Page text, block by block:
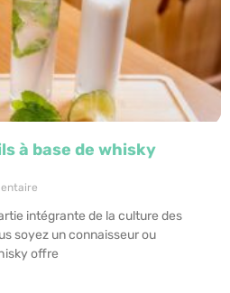
à base de whisky
intégrante de la culture des
soyez un connaisseur ou
offre